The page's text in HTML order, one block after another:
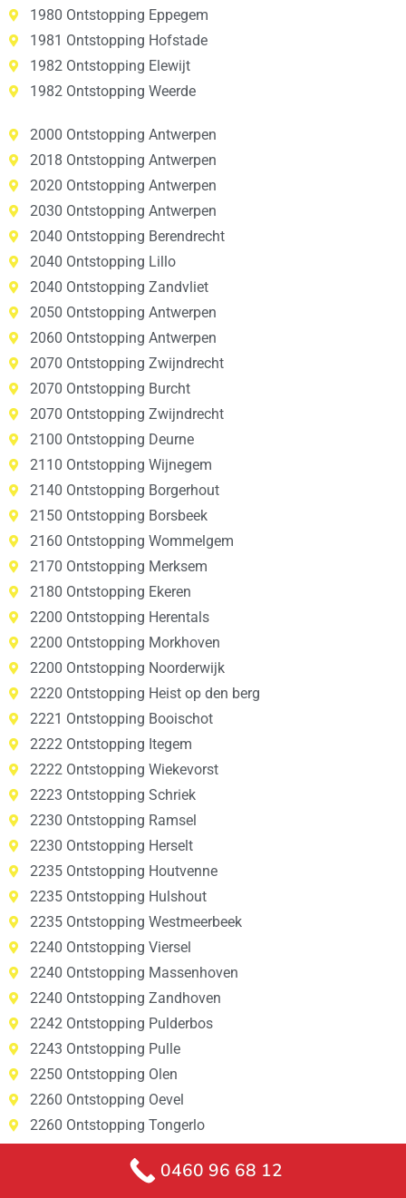
1980 Ontstopping Eppegem
1981 Ontstopping Hofstade
1982 Ontstopping Elewijt
1982 Ontstopping Weerde
2000 Ontstopping Antwerpen
2018 Ontstopping Antwerpen
2020 Ontstopping Antwerpen
2030 Ontstopping Antwerpen
2040 Ontstopping Berendrecht
2040 Ontstopping Lillo
2040 Ontstopping Zandvliet
2050 Ontstopping Antwerpen
2060 Ontstopping Antwerpen
2070 Ontstopping Zwijndrecht
2070 Ontstopping Burcht
2070 Ontstopping Zwijndrecht
2100 Ontstopping Deurne
2110 Ontstopping Wijnegem
2140 Ontstopping Borgerhout
2150 Ontstopping Borsbeek
2160 Ontstopping Wommelgem
2170 Ontstopping Merksem
2180 Ontstopping Ekeren
2200 Ontstopping Herentals
2200 Ontstopping Morkhoven
2200 Ontstopping Noorderwijk
2220 Ontstopping Heist op den berg
2221 Ontstopping Booischot
2222 Ontstopping Itegem
2222 Ontstopping Wiekevorst
2223 Ontstopping Schriek
2230 Ontstopping Ramsel
2230 Ontstopping Herselt
2235 Ontstopping Houtvenne
2235 Ontstopping Hulshout
2235 Ontstopping Westmeerbeek
2240 Ontstopping Viersel
2240 Ontstopping Massenhoven
2240 Ontstopping Zandhoven
2242 Ontstopping Pulderbos
2243 Ontstopping Pulle
2250 Ontstopping Olen
2260 Ontstopping Oevel
2260 Ontstopping Tongerlo
2260 Ontstopping Zoerle-Parwijs
0460 96 68 12